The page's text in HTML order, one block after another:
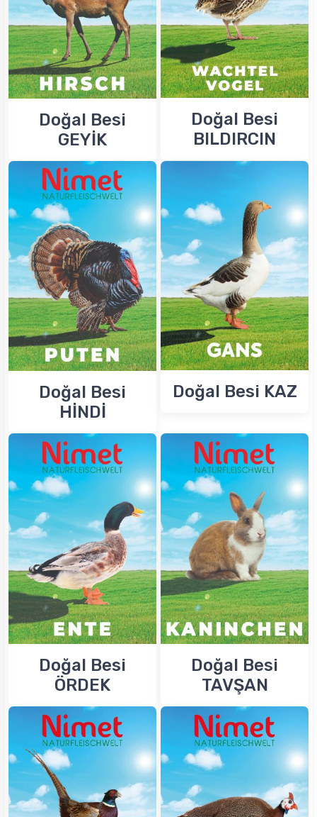
Doğal Besi
GEYİK
Doğal Besi
BILDIRCIN
Doğal Besi
HİNDİ
Doğal Besi KAZ
Doğal Besi
ÖRDEK
Doğal Besi
TAVŞAN